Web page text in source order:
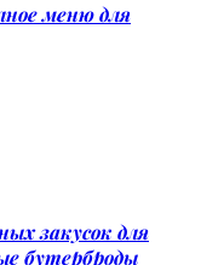
меню для
закусок для
бутерброды